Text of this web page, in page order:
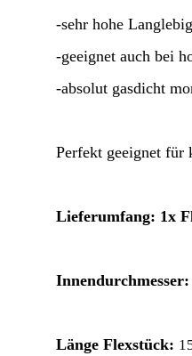
-sehr hohe
-geeignet auch bei
-absolut gasdicht
Perfekt geeignet für
Lieferumfang: 1x
Innendurchmesser:
Länge Flexstück: